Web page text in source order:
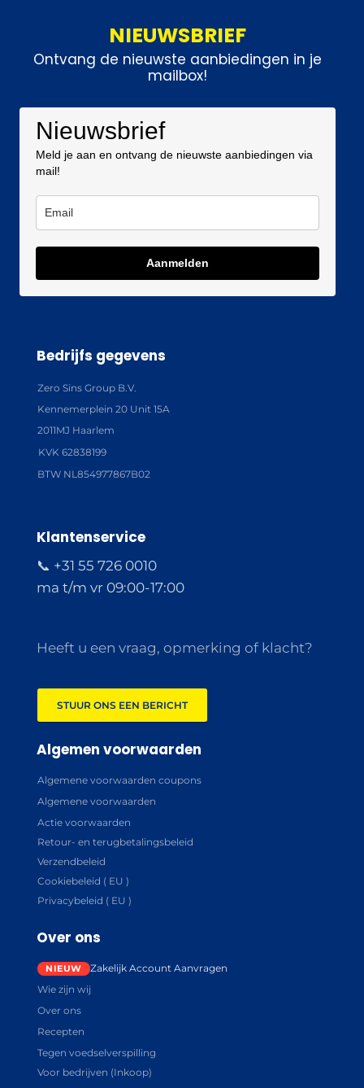
NIEUWSBRIEF
Ontvang de nieuwste aanbiedingen in je
mailbox!
Nieuwsbrief
Meld je aan en ontvang de nieuwste aanbiedingen via
mail!
Aanmelden
Bedrijfs gegevens
Zero Sins Group B.V.
Kennemerplein 20 Unit 15A
2011MJ Haarlem
KVK 62838199
BTW NL854977867B02
Klantenservice
📞 +31 55 726 0010
ma t/m vr 09:00-17:00
Heeft u een vraag, opmerking of klacht?
STUUR ONS EEN BERICHT
Algemen voorwaarden
Algemene voorwaarden coupons
Algemene voorwaarden
Actie voorwaarden
Retour- en terugbetalingsbeleid
Verzendbeleid
Cookiebeleid ( EU )
Privacybeleid ( EU )
Over ons
Zakelijk Account Aanvragen
Wie zijn wij
Over ons
Recepten
Tegen voedselverspilling
Voor bedrijven (Inkoop)